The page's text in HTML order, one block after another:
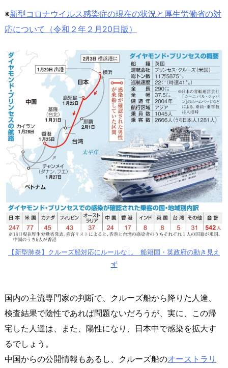
※新型コロナウイルス感染症の現在の状況と厚生労働省の対
応について（令和２年２月20日版）
【新型肺炎】クルーズ船対応にルールなし 船籍国・英政府の動き見え
ず
国内の主流専門家の判断で、クルーズ船から降りた人達、
検査結果で陰性であれば問題ないだろうが、実に、この帰
宅した人達は、また、陽性になり、日本中で感染を拡大す
るでしょう。
中国からの公開情報もあるし、クルーズ船のオーストラリ